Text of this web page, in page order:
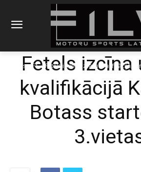
Sākums F1
Fetels izcīna uzvaru kvalifikācijā
Fetels izcīna
kvalifikācijā
Botass